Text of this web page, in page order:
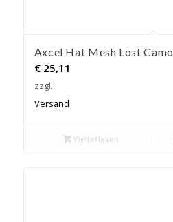
Axcel Hat Mesh Lost Camo
€25,11
zzgl.
Versand
Weiterlesen